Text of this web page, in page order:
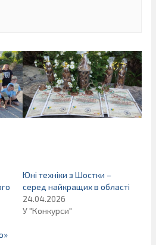
Юні техніки з Шостки –
серед найкращих в області
24.04.2026
У "Конкурси"